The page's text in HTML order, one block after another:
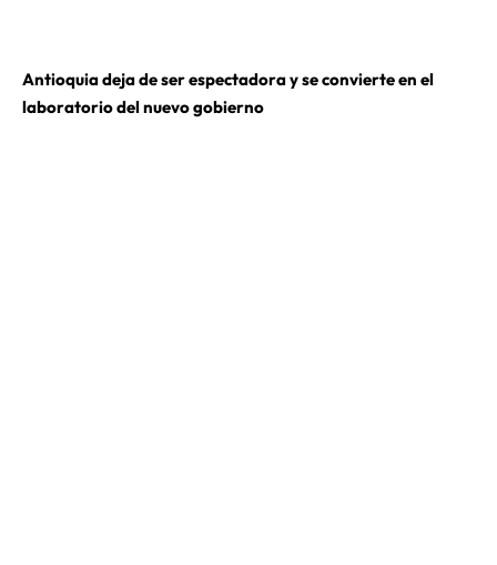
Antioquia deja de ser espectadora y se convierte en el
laboratorio del nuevo gobierno